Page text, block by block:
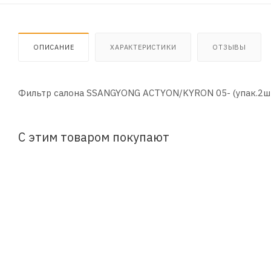
ОПИСАНИЕ ХАРАКТЕРИСТИКИ ОТЗЫВЫ
Фильтр салона SSANGYONG ACTYON/KYRON 05-
С этим товаром покупают